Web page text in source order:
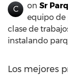
C on Sr
equipo de
clase de
instalando
Los mejores